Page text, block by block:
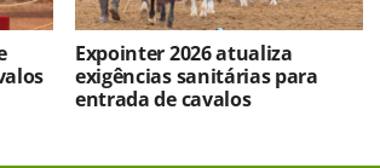
Expointer 2026 atualiza
exigências sanitárias para
entrada de cavalos